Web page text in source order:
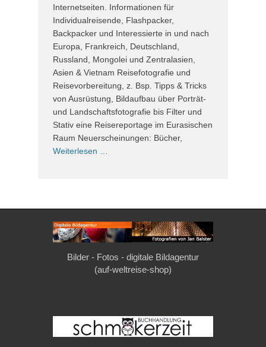
Internetseiten. Informationen für
Individualreisende, Flashpacker,
Backpacker und Interessierte in und nach
Europa, Frankreich, Deutschland,
Russland, Mongolei und Zentralasien,
Asien & Vietnam Reisefotografie und
Reisevorbereitung, z. Bsp. Tipps & Tricks
von Ausrüstung, Bildaufbau über Porträt-
und Landschaftsfotografie bis Filter und
Stativ eine Reisereportage im Eurasischen
Raum Neuerscheinungen: Bücher,
Weiterlesen …
Bilder - Fotos - digitale Bildagentur
(auf-weltreise-shop)